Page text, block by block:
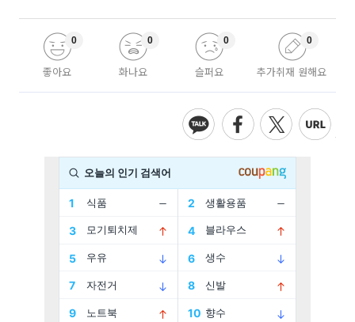
좋아요
0
화나요
0
슬퍼요
0
추가취재 원해요
0